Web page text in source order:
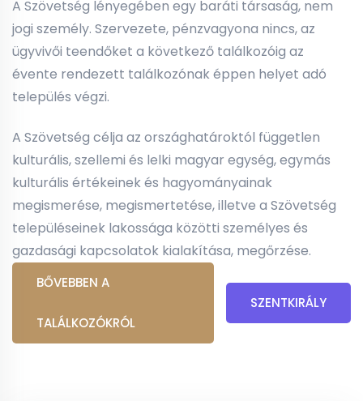
A Szövetség lényegében egy baráti társaság, nem
jogi személy. Szervezete, pénzvagyona nincs, az
ügyvivői teendőket a következő találkozóig az
évente rendezett találkozónak éppen helyet adó
település végzi.
A Szövetség célja az országhatároktól független
kulturális, szellemi és lelki magyar egység, egymás
kulturális értékeinek és hagyományainak
megismerése, megismertetése, illetve a Szövetség
településeinek lakossága közötti személyes és
gazdasági kapcsolatok kialakítása, megőrzése.
BŐVEBBEN A
TALÁLKOZÓKRÓL
SZENTKIRÁLY